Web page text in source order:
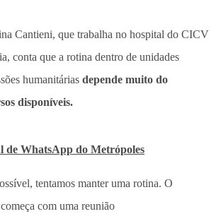
Cantieni, que trabalha no hospital do CICV
conta que a rotina dentro de unidades
humanitárias depende muito do
disponíveis.
de WhatsApp do Metrópoles
tentamos manter uma rotina. O
com uma reunião